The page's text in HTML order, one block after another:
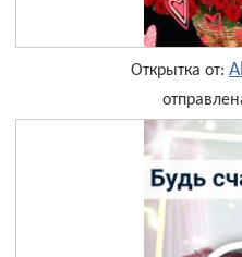
Открытка от: